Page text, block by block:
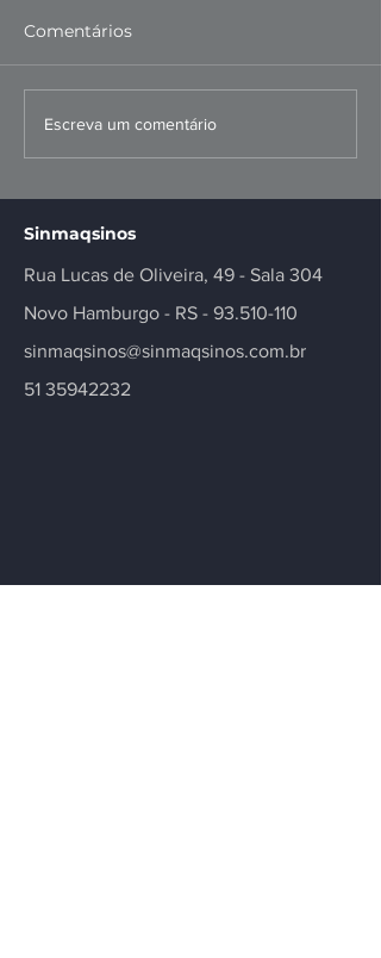
FIERGS: corte da Selic é
positivo, mas
Comentários
Escreva um comentário
Sinmaqsinos
Rua Lucas de Oliveira, 49 - Sala 304
Novo Hamburgo - RS - 93.510-110
sinmaqsinos@sinmaqsinos.com.br
51 35942232